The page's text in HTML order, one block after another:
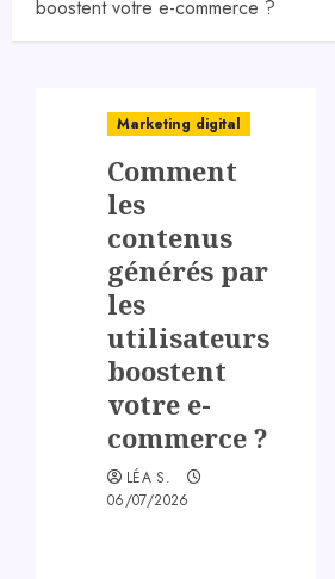
boostent votre e-commerce ?
Marketing digital
Comment
les
contenus
générés par
les
utilisateurs
boostent
votre e-
commerce ?
LÉA S.
06/07/2026